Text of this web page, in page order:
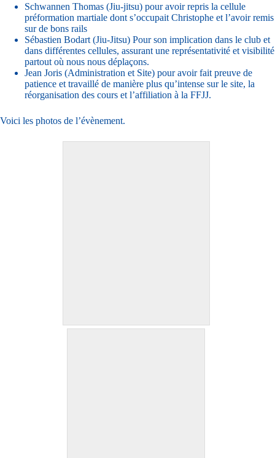
Schwannen Thomas (Jiu-jitsu) pour avoir repris la cellule
préformation martiale dont s’occupait Christophe et l’avoir remis
sur de bons rails
Sébastien Bodart (Jiu-Jitsu) Pour son implication dans le club et
dans différentes cellules, assurant une représentativité et visibilité
partout où nous nous déplaçons.
Jean Joris (Administration et Site) pour avoir fait preuve de
patience et travaillé de manière plus qu’intense sur le site, la
réorganisation des cours et l’affiliation à la FFJJ.
Voici les photos de l’évènement.